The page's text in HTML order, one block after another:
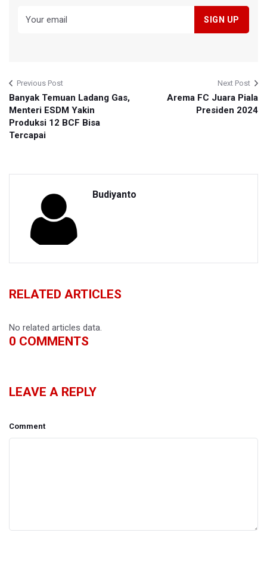
Previous Post
Banyak Temuan Ladang Gas,
Menteri ESDM Yakin
Produksi 12 BCF Bisa
Tercapai
Next Post
Arema FC Juara Piala
Presiden 2024
Budiyanto
RELATED ARTICLES
No related articles data.
0 COMMENTS
LEAVE A REPLY
Comment